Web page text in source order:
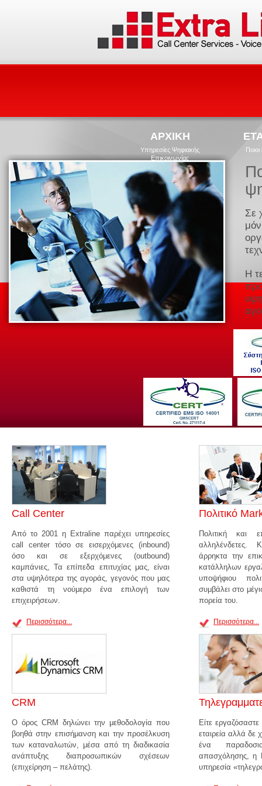
ΑΡΧΙΚΗ
Υπηρεσίες Ψηφιακής
Επικοινωνίας
Ποιοι
Σε
Η
Call Center
Από το 2001 η Extraline παρέχει υπηρεσίες
call center τόσο σε εισερχόμενες (inbound)
όσο και σε εξερχόμενες (outbound)
καμπάνιες, Τα επίπεδα επιτυχίας μας, είναι
στα υψηλότερα της αγοράς, γεγονός που μας
καθιστά τη νούμερο ένα επιλογή των
επιχειρήσεων.
Περισσότερα...
Πολιτικό
Πολιτική και
αλληλένδετες.
άρρηκτα την
κατάλληλων
υποψήφιου
συμβάλει στο
πορεία του.
Περισσότερα...
CRM
Ο όρος CRM δηλώνει την μεθοδολογία που
βοηθά στην επισήμανση και την προσέλκυση
των καταναλωτών, μέσα από τη διαδικασία
ανάπτυξης διαπροσωπικών σχέσεων
(επιχείρηση – πελάτης).
Είτε εργαζόσαστε
εταιρεία αλλά δε
ένα
απασχόλησης, η
υπηρεσία